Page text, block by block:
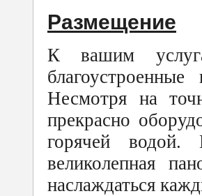
Размещение
К вашим
Несмотря на
прекрасно
горячей водой.
великолепная
наслаждаться